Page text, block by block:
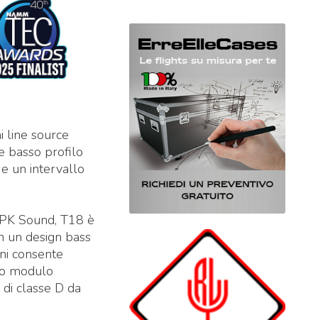
line source
basso profilo
e un intervallo
Sound, T18 è
design bass
consente
modulo
classe D da